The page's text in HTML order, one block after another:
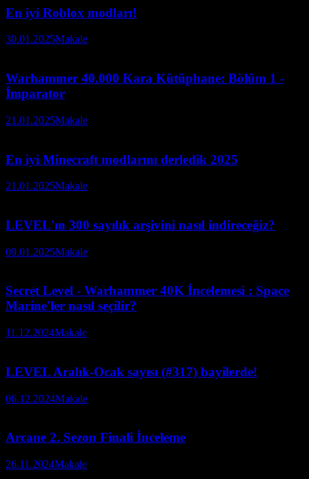
En iyi Roblox modları!
30.01.2025Makale
Warhammer 40.000 Kara Kütüphane: Bölüm 1 -
İmparator
21.01.2025Makale
En iyi Minecraft modlarını derledik 2025
21.01.2025Makale
LEVEL'ın 300 sayılık arşivini nasıl indireceğiz?
09.01.2025Makale
Secret Level - Warhammer 40K İncelemesi : Space
Marine'ler nasıl seçilir?
11.12.2024Makale
LEVEL Aralık-Ocak sayısı (#317) bayilerde!
06.12.2024Makale
Arcane 2. Sezon Finali İnceleme
26.11.2024Makale